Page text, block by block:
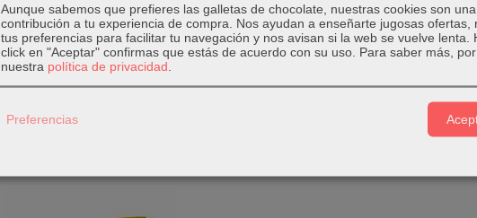
LÁPIZ CORRECTOR FIXO
1,20 €
LÁPIZ CORRECTOR TIPP-
LÍQUIDO
TIPP-EX
Aunque sabemos que prefieres las galletas de chocolate, nuestras cookies son
contribución a tu experiencia de compra. Nos ayudan a enseñarte jugosas ofertas,
tus preferencias para facilitar tu navegación y nos avisan si la web se vuelve lenta.
click en "Aceptar" confirmas que estás de acuerdo con su uso. Para saber más,
nuestra política de privacidad
Preferencias